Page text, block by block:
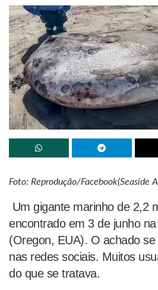
Foto: Reprodução/Facebook(Seaside
Um gigante marinho de 2,2
encontrado em 3 de junho
(Oregon, EUA). O achado
nas redes sociais. Muitos
do que se tratava.